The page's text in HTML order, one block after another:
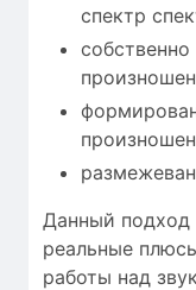
спектр
Данный подход
реальные
работы над